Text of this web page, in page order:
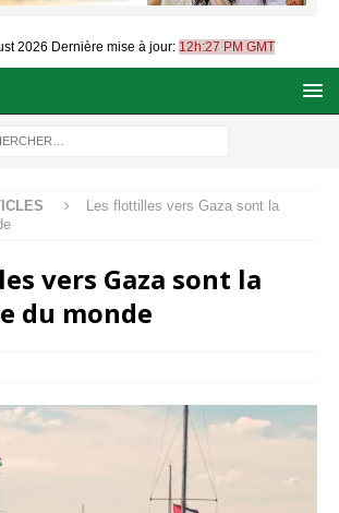
2026 Dernière mise à jour: 12h:27 PM GMT
Les flottilles vers Gaza sont la
vers Gaza sont la
du monde